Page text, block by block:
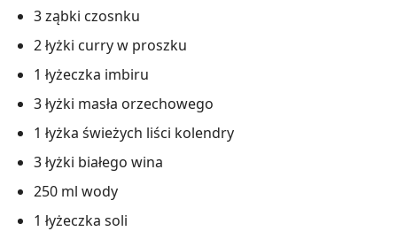
3 ząbki czosnku
2 łyżki curry w proszku
1 łyżeczka imbiru
3 łyżki masła orzechowego
1 łyżka świeżych liści kolendry
3 łyżki białego wina
250 ml wody
1 łyżeczka soli